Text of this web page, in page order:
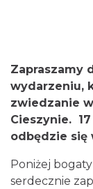
0.04 km
Zapraszamy
wydarzeniu,
zwiedzanie
Cieszynie. 17
odbędzie się
Poniżej
serdecznie